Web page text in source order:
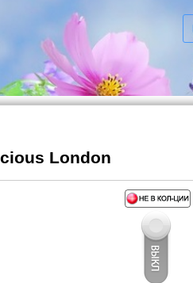
London